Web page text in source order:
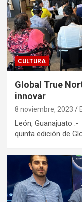
CULTURA
Global True
innovar
8 noviembre, 2023
León, Guanajuato
quinta edición de